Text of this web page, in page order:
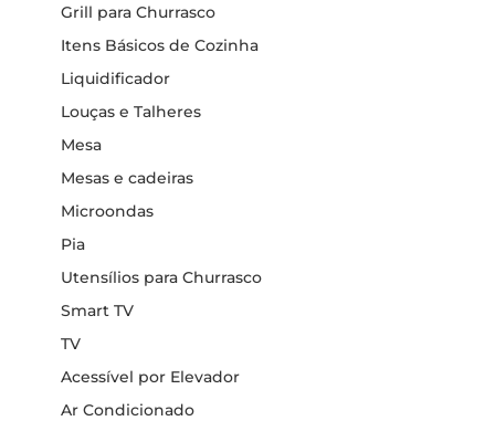
Grill para Churrasco
Itens Básicos de Cozinha
Liquidificador
Louças e Talheres
Mesa
Mesas e cadeiras
Microondas
Pia
Utensílios para Churrasco
Smart TV
TV
Acessível por Elevador
Ar Condicionado